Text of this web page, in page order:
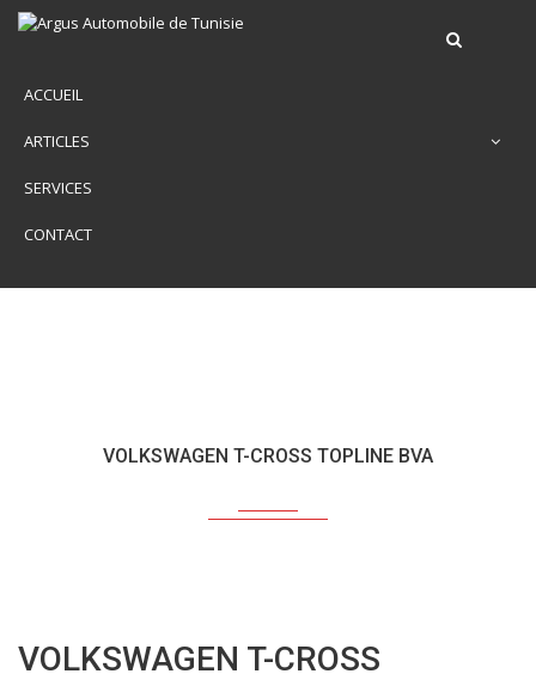
ACCUEIL
ARTICLES
SERVICES
CONTACT
VOLKSWAGEN T-CROSS TOPLINE BVA
VOLKSWAGEN T-CROSS